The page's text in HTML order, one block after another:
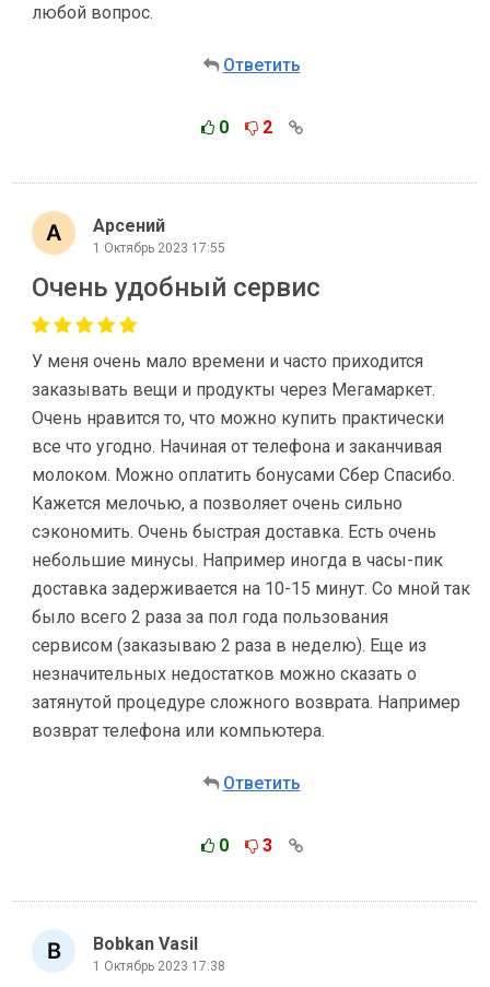
любой вопрос.
Ответить
0 2
Арсений
1 Октябрь 2023 17:55
Очень удобный сервис
У меня очень мало времени и часто приходится
заказывать вещи и продукты через Мегамаркет.
Очень нравится то, что можно купить практически
все что угодно. Начиная от телефона и заканчивая
молоком. Можно оплатить бонусами Сбер Спасибо.
Кажется мелочью, а позволяет очень сильно
сэкономить. Очень быстрая доставка. Есть очень
небольшие минусы. Например иногда в часы-пик
доставка задерживается на 10-15 минут. Со мной так
было всего 2 раза за пол года пользования
сервисом (заказываю 2 раза в неделю). Еще из
незначительных недостатков можно сказать о
затянутой процедуре сложного возврата. Например
возврат телефона или компьютера.
Ответить
0 3
Bobkan Vasil
1 Октябрь 2023 17:38